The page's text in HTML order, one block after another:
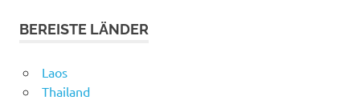
BEREISTE LÄNDER
Laos
Thailand